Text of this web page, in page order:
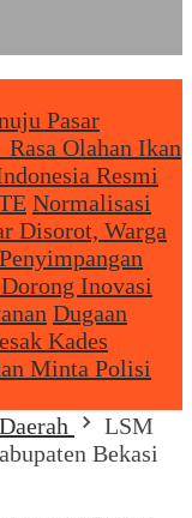
Pasar
Olahan Ikan
Resmi
Normalisasi
Disorot, Warga
Inovasi
Dugaan
Kades
Minta Polisi
Daerah
LSM
Bekasi